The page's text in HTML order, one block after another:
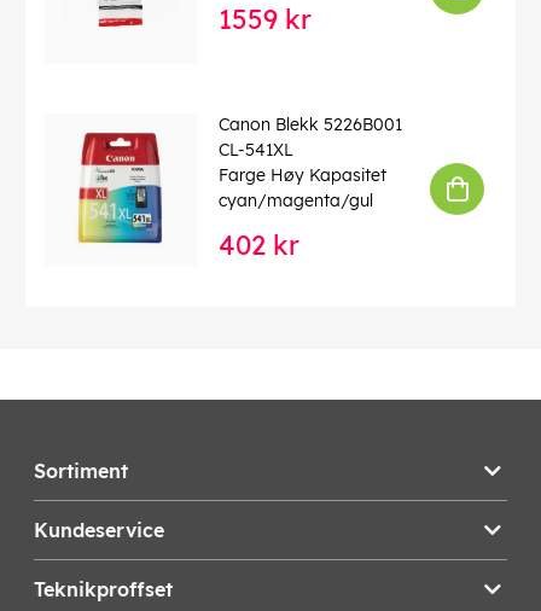
1559 kr
Canon Blekk 5226B001
CL-541XL
Farge Høy Kapasitet
cyan/magenta/gul
402 kr
Sortiment
Kundeservice
Teknikproffset